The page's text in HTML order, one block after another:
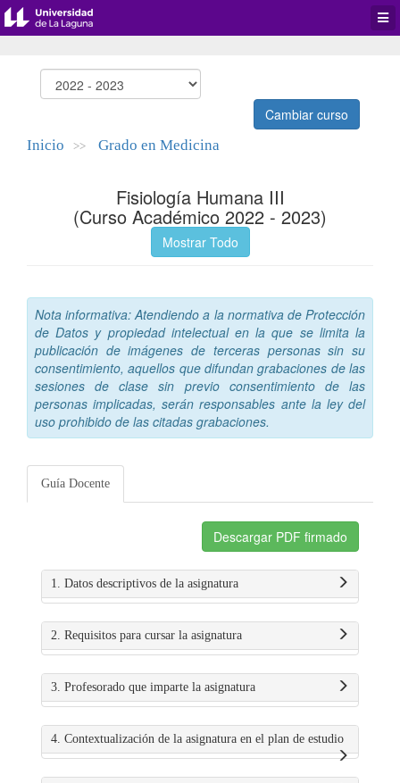
Cambiar curso
Inicio >> Grado en Medicina
Fisiología Humana III
(Curso Académico 2022 - 2023)
Mostrar Todo
Nota informativa: Atendiendo a la normativa de Protección
de Datos y propiedad intelectual en la que se limita la
publicación de imágenes de terceras personas sin su
consentimiento, aquellos que difundan grabaciones de las
sesiones de clase sin previo consentimiento de las
personas implicadas, serán responsables ante la ley del
uso prohibido de las citadas grabaciones.
Guía Docente
Descargar PDF firmado
1. Datos descriptivos de la asignatura
2. Requisitos para cursar la asignatura
3. Profesorado que imparte la asignatura
4. Contextualización de la asignatura en el plan de estudio